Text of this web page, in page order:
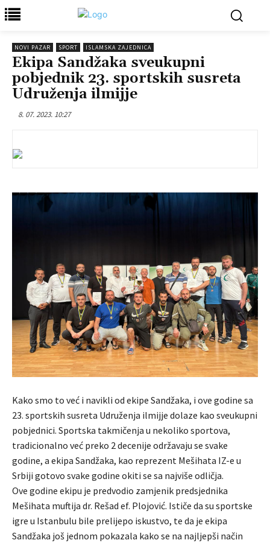
NOVI PAZAR SPORT ISLAMSKA ZAJEDNICA
Ekipa Sandžaka sveukupni
pobjednik 23. sportskih susreta
Udruženja ilmijje
8. 07. 2023. 10:27
Kako smo to već i navikli od ekipe Sandžaka, i ove godine sa
23. sportskih susreta Udruženja ilmijje dolaze kao sveukupni
pobjednici. Sportska takmičenja u nekoliko sportova,
tradicionalno već preko 2 decenije održavaju se svake
godine, a ekipa Sandžaka, kao reprezent Mešihata IZ-e u
Srbiji gotovo svake godine okiti se sa najviše odličja.
Ove godine ekipu je predvodio zamjenik predsjednika
Mešihata muftija dr. Rešad ef. Plojović. Ističe da su sportske
igre u Istanbulu bile prelijepo iskustvo, te da je ekipa
Sandžaka još jednom pokazala kako se na najljepši način